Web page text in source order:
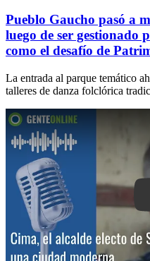
Pueblo Gaucho pasó a
luego de ser gestionado
como el desafío de
La entrada al parque temático
talleres de danza folclórica